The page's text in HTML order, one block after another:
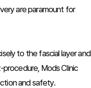
are paramount for
to the fascial layer and
Mods Clinic
and safety.